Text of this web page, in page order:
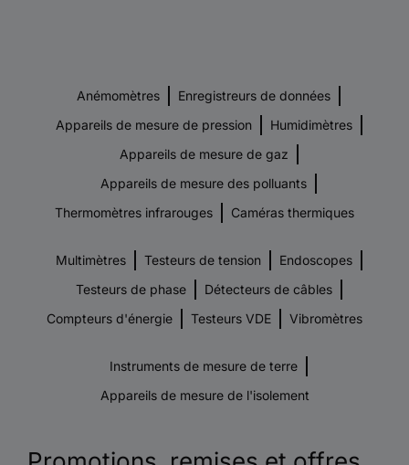
Anémomètres
Enregistreurs de données
Appareils de mesure de pression
Humidimètres
Appareils de mesure de gaz
Appareils de mesure des polluants
Thermomètres infrarouges
Caméras thermiques
Multimètres Testeurs de tension
Endoscopes
Testeurs de phase
Détecteurs de câbles
Compteurs d'énergie
Testeurs VDE Vibromètres
Instruments de mesure de terre
Appareils de mesure de l'isolement